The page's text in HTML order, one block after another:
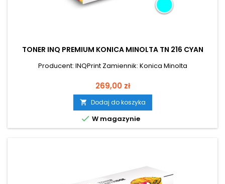
TONER INQ PREMIUM KONICA MINOLTA TN 216 CYAN
Producent: INQPrint Zamiennik: Konica Minolta
Cena
269,00 zł
 Dodaj do koszyka
 W magazynie